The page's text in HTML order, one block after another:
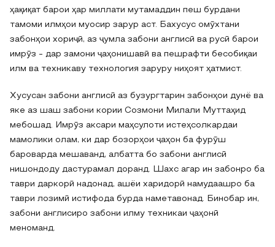
ҳақиқат барои ҳар миллати мутамаддин пеш бурдани
тамоми илмҳои муосир зарур аст. Бахусус омӯхтани
забонҳои хориҷӣ, аз ҷумла забони англисӣ ва русӣ барои
имрӯз - дар замони ҷаҳонишавӣ ва пешрафти бесобиқаи
илм ва техникаву технология заруру ниҳоят ҳатмист.
Хусусан забони англисӣ аз бузургтарин забонҳои дунё ва
яке аз шаш забони кории Созмони Милали Муттаҳид
мебошад. Имрӯз аксари маҳсулоти истеҳсолкардаи
мамолики олам, ки дар бозорҳои ҷаҳон ба фурӯш
бароварда мешаванд, албатта бо забони англисӣ
нишондоду дастурамал доранд. Шахс агар ин забонро ба
таври даркорӣ надонад, ашёи харидорӣ намудаашро ба
таври лозимӣ истифода бурда наметавонад. Бинобар ин,
забони англисиро забони илму техникаи ҷаҳонӣ
меноманд.